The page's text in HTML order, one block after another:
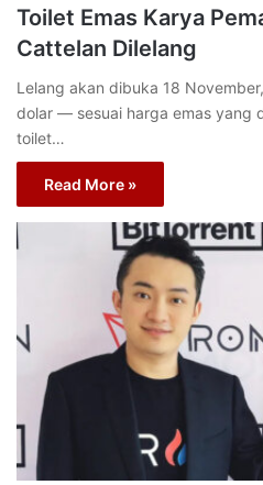
Toilet Emas Karya
Cattelan Dilelang
Lelang akan dibuka 18
dolar — sesuai harga emas yang
toilet…
Read More »